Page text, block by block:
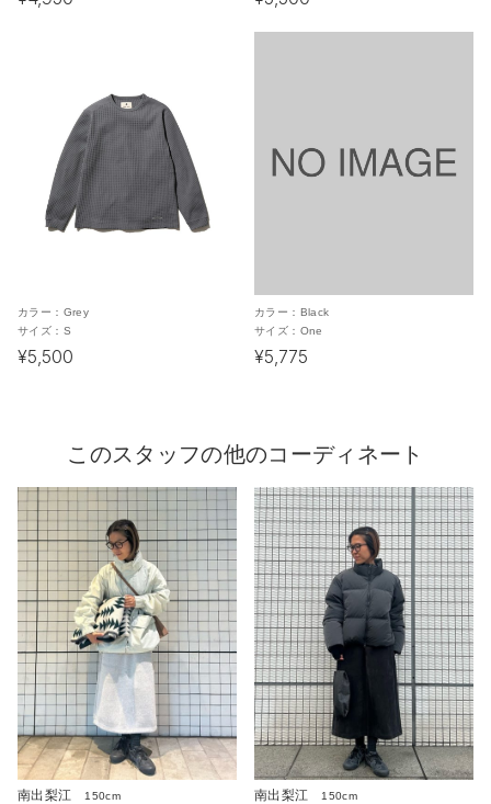
カラー： Grey
サイズ： S
¥5,500
カラー： Black
サイズ： One
¥5,775
このスタッフの他のコーディネート
南出梨江
150cm
南出梨江
150cm